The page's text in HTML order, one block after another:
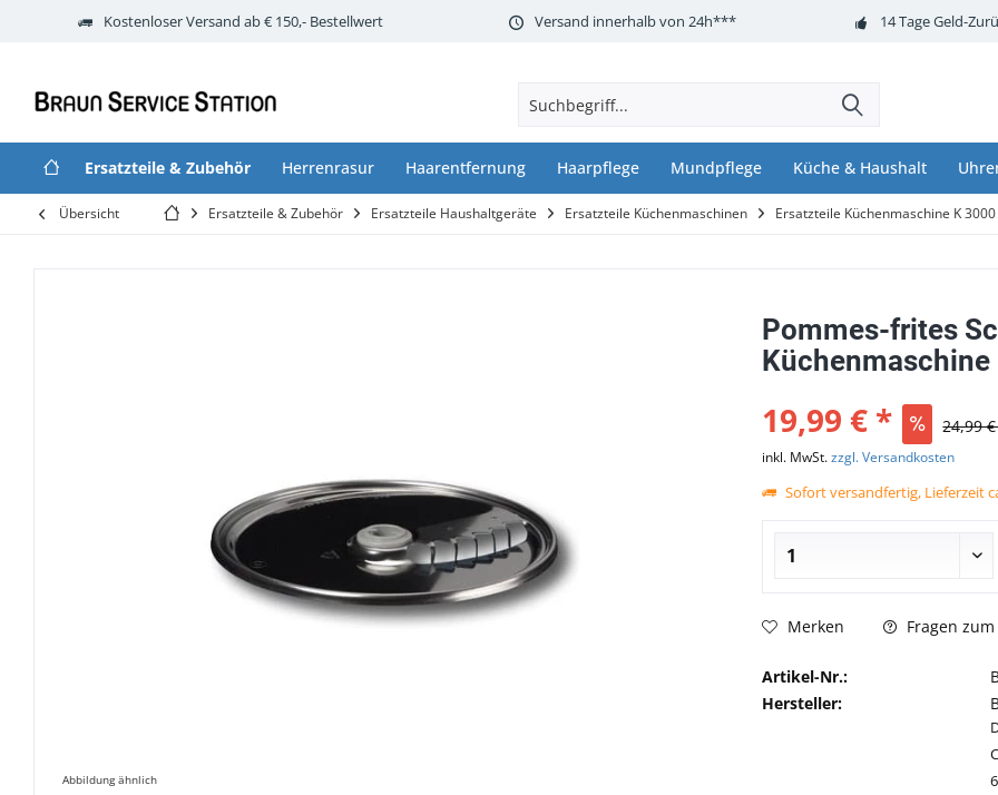
Kostenloser Versand ab € 150,- Bestellwert Versand innerhalb von 24h*** 14 Tage Geld-
Ersatzteile & Zubehör Herrenrasur Haarentfernung Haarpflege Mundpflege Küche & Haushalt
Übersicht Ersatzteile & Zubehör Ersatzteile Haushaltgeräte Ersatzteile Küchenmaschinen Ersatzteile Küchenmaschine K
Abbildung ähnlich
Pommes-frites
19,99 € * 24,99
inkl. MwSt.zzgl. Versandkosten
Sofort versandfertig, Lieferzeit
Merken Fragen
Artikel-Nr.:
Hersteller: